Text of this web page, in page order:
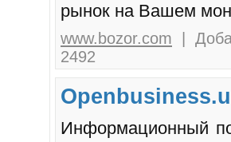
рынок на Вашем
www.bozor.com |
2492
Информационный